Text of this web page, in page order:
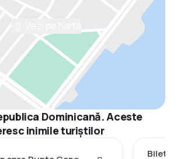
Dominicană. Aceste
inimile turiștilor
Bilete